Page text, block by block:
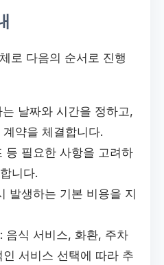
로 다음의 순서로 진행
날짜와 시간을 정하고,
약을 체결합니다.
등 필요한 사항을 고려하
니다.
발생하는 기본 비용을 지
음식 서비스, 화환, 주차
서비스 선택에 따라 추